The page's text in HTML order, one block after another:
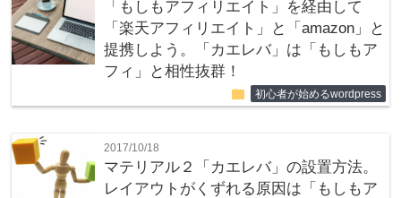
「もしもアフィリエイト」を経由して
「楽天アフィリエイト」と「amazon」と
提携しよう。「カエレバ」は「もしもア
フィ」と相性抜群！
folder 初心者が始めるwordpress
2017/10/18
マテリアル２「カエレバ」の設置方法。
レイアウトがくずれる原因は「もしもア